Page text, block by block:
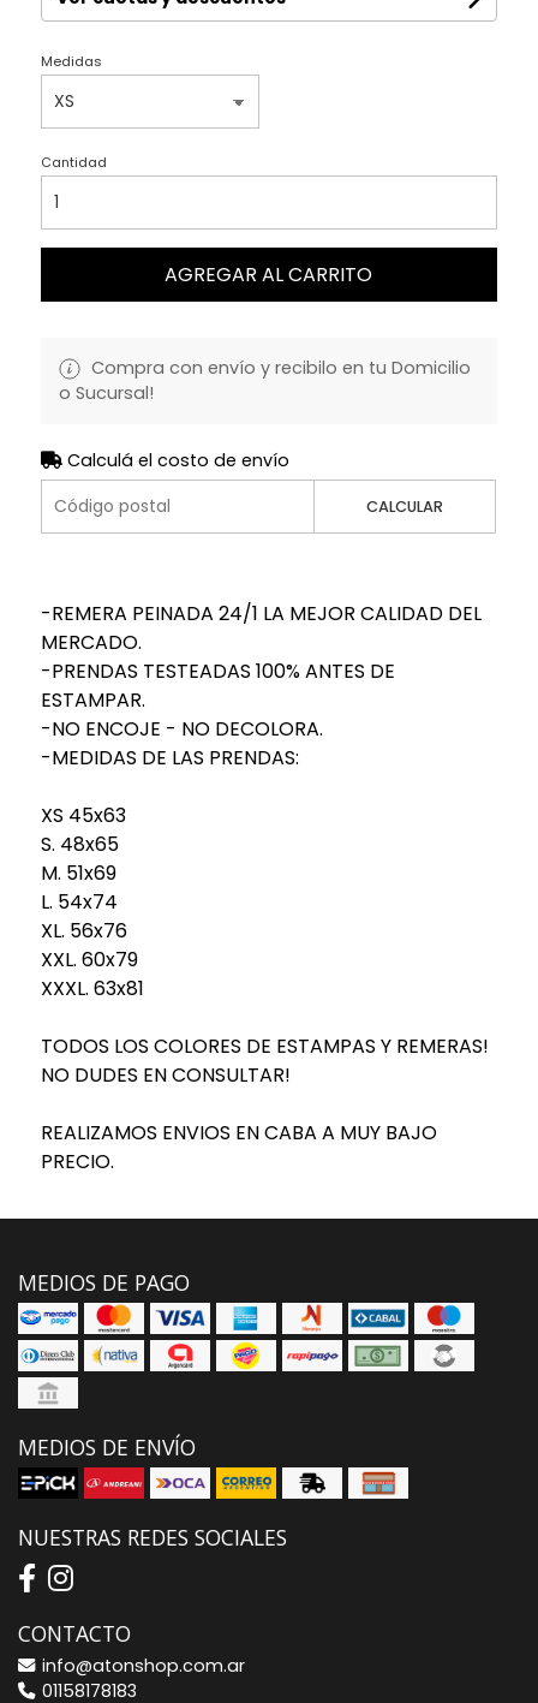
Medidas
Cantidad
AGREGAR AL CARRITO
Compra con envío y recibilo en tu Domicilio
o Sucursal!
Calculá el costo de envío
CALCULAR
-REMERA PEINADA 24/1 LA MEJOR CALIDAD DEL
MERCADO.
-PRENDAS TESTEADAS 100% ANTES DE
ESTAMPAR.
-NO ENCOJE - NO DECOLORA.
-MEDIDAS DE LAS PRENDAS:
XS 45x63
S. 48x65
M. 51x69
L. 54x74
XL. 56x76
XXL. 60x79
XXXL. 63x81
TODOS LOS COLORES DE ESTAMPAS Y REMERAS!
NO DUDES EN CONSULTAR!
REALIZAMOS ENVIOS EN CABA A MUY BAJO
PRECIO.
MEDIOS DE PAGO
MEDIOS DE ENVÍO
NUESTRAS REDES SOCIALES
CONTACTO
info@atonshop.com.ar
01158178183